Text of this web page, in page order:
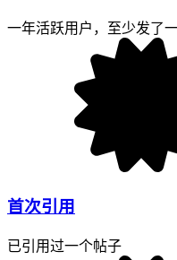
一年活跃用户，至少发了
首次引用
已引用过一个帖子